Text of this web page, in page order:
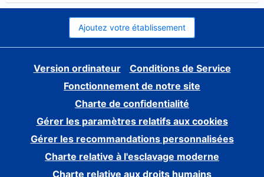
Ajoutez votre établissement
Version ordinateur
Conditions de Service
Fonctionnement de notre site
Charte de confidentialité
Gérer les paramètres relatifs aux cookies
Gérer les recommandations personnalisées
Charte relative à l'esclavage moderne
Charte relative aux droits humains